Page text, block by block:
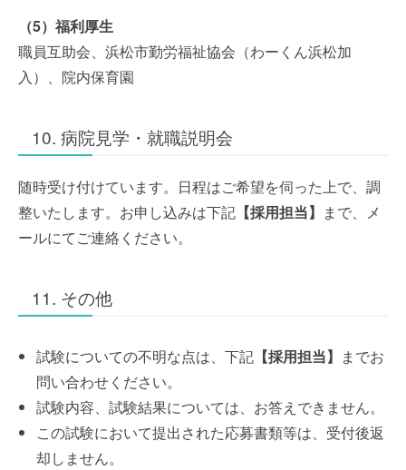
（5）福利厚生
職員互助会、浜松市勤労福祉協会（わーくん浜松加
入）、院内保育園
10. 病院見学・就職説明会
随時受け付けています。日程はご希望を伺った上で、調
整いたします。お申し込みは下記 【採用担当】 まで、メ
ールにてご連絡ください。
11. その他
試験についての不明な点は、下記 【採用担当】 までお
問い合わせください。
試験内容、試験結果については、お答えできません。
この試験において提出された応募書類等は、受付後返
却しません。